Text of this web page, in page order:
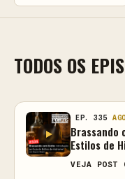
TODOS OS
EP. 335
Brassando
Estilos de
VEJA POST